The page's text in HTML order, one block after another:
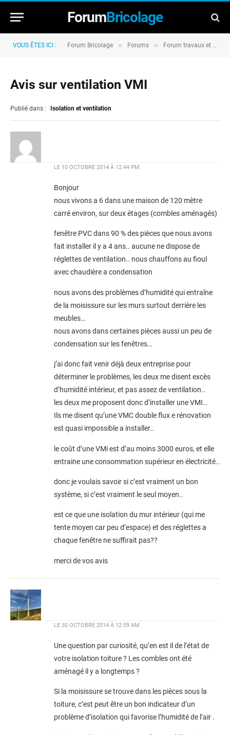
ForumBricolage
VOUS ÊTES ICI : Forum Bricolage » Forums » Forum travaux et rénovation
Avis sur ventilation VMI
Publié dans : Isolation et ventilation
LE 10 OCTOBRE 2014 À 12:44 PM
Bonjour
nous vivons a 6 dans une maison de 120 mètre
carré environ, sur deux étages (combles aménagés)
fenêtre PVC dans 90 % des pièces que nous avons
fait installer il y a 4 ans.. aucune ne dispose de
réglettes de ventilation.. nous chauffons au fioul
avec chaudière a condensation
nous avons des problèmes d’humidité qui entraîne
de la moisissure sur les murs surtout derrière les
meubles…
nous avons dans certaines pièces aussi un peu de
condensation sur les fenêtres…
j’ai donc fait venir déjà deux entreprise pour
déterminer le problèmes, les deux me disent excès
d’humidité intérieur, et pas assez de ventilation..
les deux me proposent donc d’installer une VMI…
Ils me disent qu’une VMC double flux e rénovation
est quasi impossible a installer..
le coût d’une VMi est d’au moins 3000 euros, et elle
entraine une consommation supérieur en électricité..
donc je voulais savoir si c’est vraiment un bon
système, si c’est vraiment le seul moyen..
est ce que une isolation du mur intérieur (qui me
tente moyen car peu d’espace) et des réglettes a
chaque fenêtre ne suffirait pas??
merci de vos avis
LE 30 OCTOBRE 2014 À 12:59 AM
Une question par curiosité, qu’en est il de l’état de
votre isolation toiture ? Les combles ont été
aménagé il y a longtemps ?
Si la moisissure se trouve dans les pièces sous la
toiture, c’est peut être un bon indicateur d’un
problème d’isolation qui favorise l’humidité de l’air .